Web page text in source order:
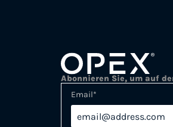
Abonnieren Sie, um auf
Email*